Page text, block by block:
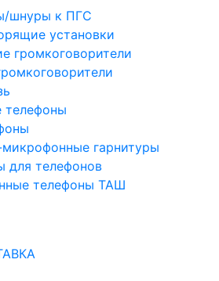
шнуры к ПГС
установки
громкоговорители
телефоны
гарнитуры
для телефонов
телефоны ТАШ